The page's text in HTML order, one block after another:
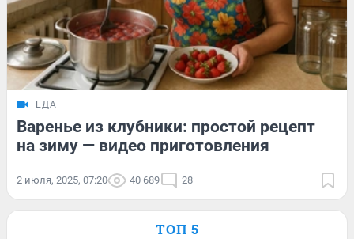
ЕДА
Варенье из клубники: простой рецепт
на зиму — видео приготовления
2 июля, 2025, 07:20 40 689 28
ТОП 5